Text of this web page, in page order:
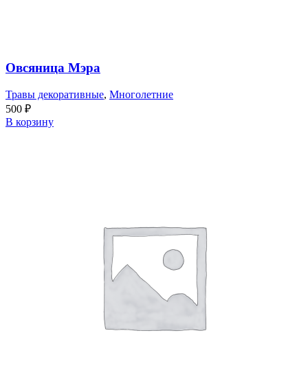
Овсяница Мэра
Травы декоративные, Многолетние
500 ₽
В корзину